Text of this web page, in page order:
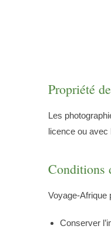
Propriété
Les
licence ou avec
Conditions
Voyage-Afrique
Conserver